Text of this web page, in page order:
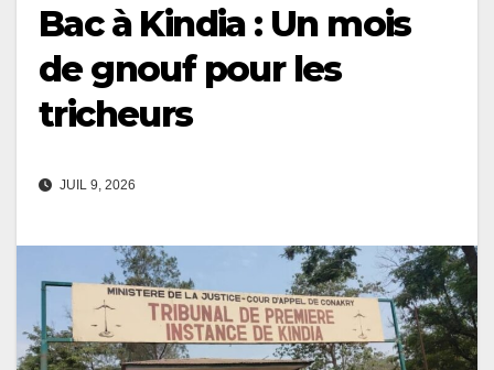
Bac à Kindia : Un mois
de gnouf pour les
tricheurs
JUIL 9, 2026